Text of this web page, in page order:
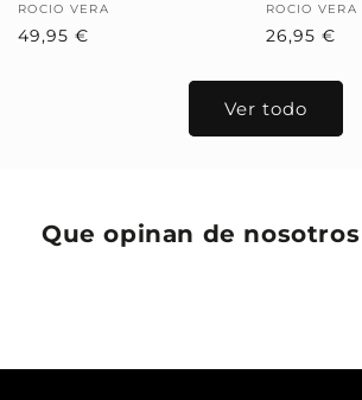
Proveedor:
ROCIO VERA
Precio
49,95 €
Proveedor:
ROCIO VERA
Precio
26,95 €
Ver todo
Que opinan de nosotros